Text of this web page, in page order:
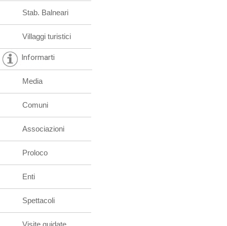
Stab. Balneari
Villaggi turistici
Informarti
Media
Comuni
Associazioni
Proloco
Enti
Spettacoli
Visite guidate